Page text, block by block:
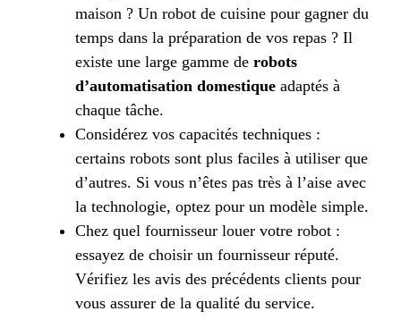
maison ? Un robot de cuisine pour gagner du
temps dans la préparation de vos repas ? Il
existe une large gamme de robots
d’automatisation domestique adaptés à
chaque tâche.
Considérez vos capacités techniques :
certains robots sont plus faciles à utiliser que
d’autres. Si vous n’êtes pas très à l’aise avec
la technologie, optez pour un modèle simple.
Chez quel fournisseur louer votre robot :
essayez de choisir un fournisseur réputé.
Vérifiez les avis des précédents clients pour
vous assurer de la qualité du service.